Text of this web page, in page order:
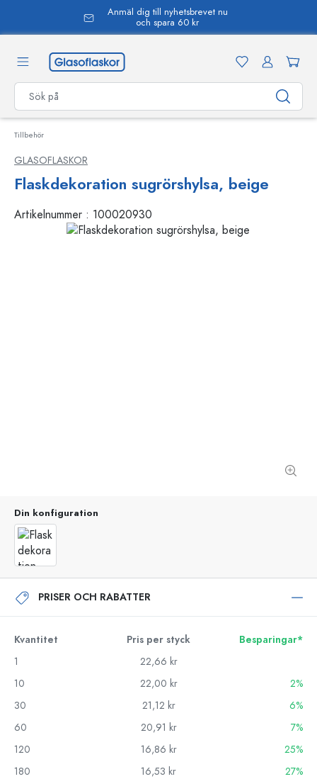
Anmäl dig till nyhetsbrevet nu
och spara 60 kr
Tillbehör
GLASOFLASKOR
Flaskdekoration sugrörshylsa, beige
Artikelnummer : 100020930
Din konfiguration
PRISER OCH RABATTER
Kvantitet Pris per styck
Besparingar*
1
22,66 kr
10
22,00 kr
2%
30
21,12 kr
6%
60
20,91 kr
7%
120
16,86 kr
25%
180
16,53 kr
27%